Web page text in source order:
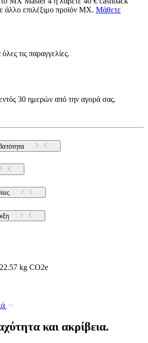
άλλο επιλέξιμο προϊόν MX. Μάθετε
τις παραγγελίες.
30 ημερών από την αγορά σας.
kg CO2e
και ακρίβεια.